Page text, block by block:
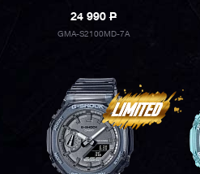
24 990P
GMA-S2100MD-7A